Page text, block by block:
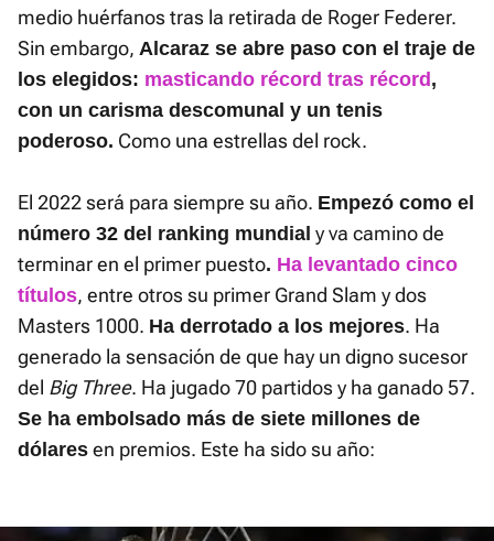
medio huérfanos tras la retirada de Roger Federer.
Sin embargo, Alcaraz se abre paso con el traje de
los elegidos: masticando récord tras récord ,
con un carisma descomunal y un tenis
poderoso. Como una estrellas del rock.
El 2022 será para siempre su año. Empezó como el
número 32 del ranking mundial y va camino de
terminar en el primer puesto. Ha levantado cinco
títulos, entre otros su primer Grand Slam y dos
Masters 1000. Ha derrotado a los mejores. Ha
generado la sensación de que hay un digno sucesor
del Big Three. Ha jugado 70 partidos y ha ganado 57.
Se ha embolsado más de siete millones de
dólares en premios. Este ha sido su año: